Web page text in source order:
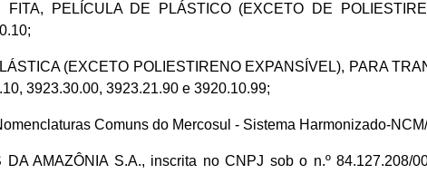
PELÍCULA DE PLÁSTICO (EXCETO DE
(EXCETO POLIESTIRENO EXPANSÍVEL), PARA
3923.30.00, 3923.21.90 e 3920.10.99;
Comuns do Mercosul - Sistema Harmonizado-
DA AMAZÔNIA S.A., inscrita no CNPJ sob o n.º